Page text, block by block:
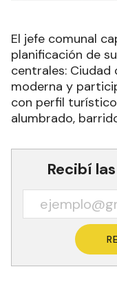
El jefe comunal
planificación de
centrales:
moderna y
con perfil
alumbrado,
Recibí